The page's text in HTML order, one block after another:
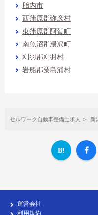
胎内市
西蒲原郡弥彦村
東蒲原郡阿賀町
南魚沼郡湯沢町
刈羽郡刈羽村
岩船郡粟島浦村
セルワーク自動車整備士求人 新
運営会社
利用規約